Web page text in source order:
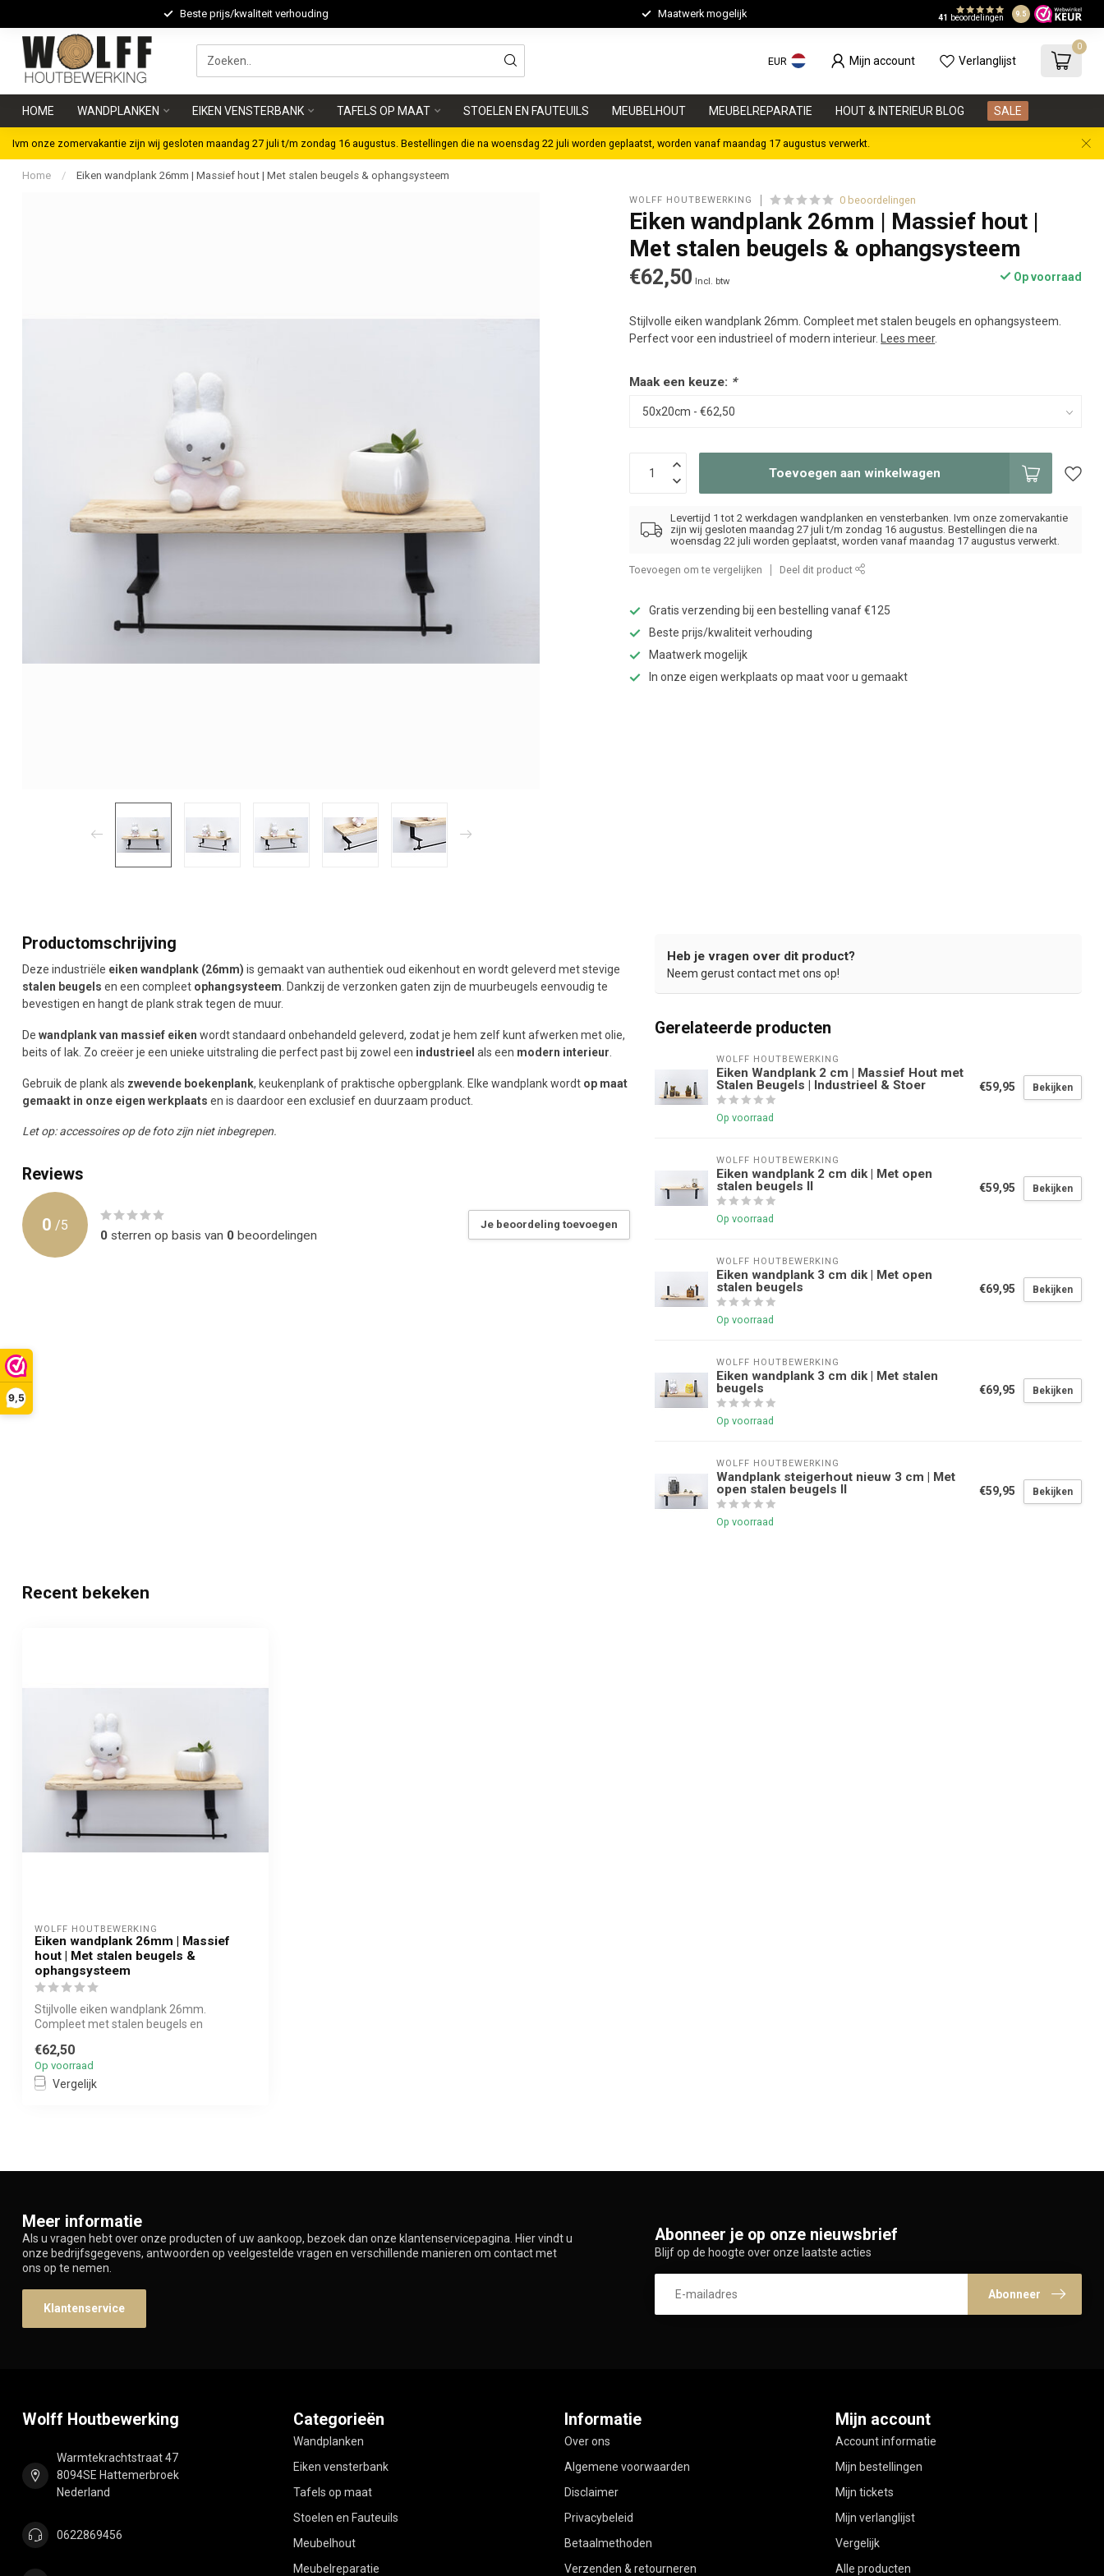
9,5
Beste prijs/kwaliteit verhouding Maatwerk mogelijk In onze eigen
41 beoordelingen 9.5
EUR Mijn account Verlanglijst
0
HOME WANDPLANKEN EIKEN VENSTERBANK TAFELS OP MAAT STOELEN EN FAUTEUILS MEUBELHOUT MEUBELREPARATIE HOUT & INTERIEUR BLOG SALE
Ivm onze zomervakantie zijn wij gesloten maandag 27 juli t/m zondag 16 augustus. Bestellingen die na woensdag 22 juli worden geplaatst, worden vanaf maandag 17 augustus verwerkt.
Home / Eiken wandplank 26mm | Massief hout | Met stalen beugels & ophangsysteem
WOLFF HOUTBEWERKING 0 beoordelingen
Eiken wandplank 26mm | Massief hout |
Met stalen beugels & ophangsysteem
€62,50 Incl. btw Op voorraad
Stijlvolle eiken wandplank 26mm. Compleet met stalen beugels en ophangsysteem.
Perfect voor een industrieel of modern interieur.
Lees meer.
Maak een keuze: *
Toevoegen aan winkelwagen
Levertijd 1 tot 2 werkdagen wandplanken en vensterbanken. Ivm onze zomervakantie
zijn wij gesloten maandag 27 juli t/m zondag 16 augustus. Bestellingen die na
woensdag 22 juli worden geplaatst, worden vanaf maandag 17 augustus verwerkt.
Toevoegen om te vergelijken Deel dit product
Gratis verzending bij een bestelling vanaf €125
Beste prijs/kwaliteit verhouding
Maatwerk mogelijk
In onze eigen werkplaats op maat voor u gemaakt
Productomschrijving
Deze industriële eiken wandplank (26mm) is gemaakt van authentiek oud eikenhout en wordt geleverd met stevige
stalen beugels en een compleet ophangsysteem . Dankzij de verzonken gaten zijn de muurbeugels eenvoudig te
bevestigen en hangt de plank strak tegen de muur.
De wandplank van massief eiken wordt standaard onbehandeld geleverd, zodat je hem zelf kunt afwerken met olie,
beits of lak. Zo creëer je een unieke uitstraling die perfect past bij zowel een industrieel als een modern interieur
Gebruik de plank als zwevende boekenplank, keukenplank of praktische opbergplank. Elke wandplank wordt op maat
gemaakt in onze eigen werkplaats en is daardoor een exclusief en duurzaam product.
Let op: accessoires op de foto zijn niet inbegrepen.
Reviews
0 /5
0 sterren op basis van 0 beoordelingen
Je beoordeling toevoegen
Heb je vragen over dit product?
Neem gerust contact met ons op!
Gerelateerde producten
WOLFF HOUTBEWERKING
Eiken Wandplank 2 cm | Massief Hout met
Stalen Beugels | Industrieel & Stoer
Op voorraad
€59,95 Bekijken
WOLFF HOUTBEWERKING
Eiken wandplank 2 cm dik | Met open
stalen beugels II
Op voorraad
€59,95 Bekijken
WOLFF HOUTBEWERKING
Eiken wandplank 3 cm dik | Met open
stalen beugels
Op voorraad
€69,95 Bekijken
WOLFF HOUTBEWERKING
Eiken wandplank 3 cm dik | Met stalen
beugels
Op voorraad
€69,95 Bekijken
WOLFF HOUTBEWERKING
Wandplank steigerhout nieuw 3 cm | Met
open stalen beugels II
Op voorraad
€59,95 Bekijken
Recent bekeken
WOLFF HOUTBEWERKING
Eiken wandplank 26mm | Massief
hout | Met stalen beugels &
ophangsysteem
Stijlvolle eiken wandplank 26mm.
Compleet met stalen beugels en
€62,50
Op voorraad
Vergelijk
Meer informatie
Als u vragen hebt over onze producten of uw aankoop, bezoek dan onze klantenservicepagina. Hier vindt u
onze bedrijfsgegevens, antwoorden op veelgestelde vragen en verschillende manieren om contact met
ons op te nemen.
Klantenservice
Abonneer je op onze nieuwsbrief
Blijf op de hoogte over onze laatste acties
Abonneer
Wolff Houtbewerking
Warmtekrachtstraat 47
8094SE Hattemerbroek
Nederland
0622869456
Categorieën
Wandplanken
Eiken vensterbank
Tafels op maat
Stoelen en Fauteuils
Meubelhout
Meubelreparatie
Informatie
Over ons
Algemene voorwaarden
Disclaimer
Privacybeleid
Betaalmethoden
Verzenden & retourneren
Mijn account
Account informatie
Mijn bestellingen
Mijn tickets
Mijn verlanglijst
Vergelijk
Alle producten